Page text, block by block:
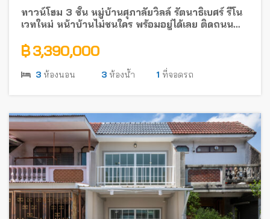
ทาวน์โฮม 3 ชั้น หมู่บ้านศุภาลัยวิลล์ รัตนาธิเบศร์ รีโน
เวทใหม่ หน้าบ้านไม่ชนใคร พร้อมอยู่ได้เลย ติดถนน
฿ 3,390,000
3 ห้องนอน 3 ห้องน้ำ 1 ที่จอดรถ